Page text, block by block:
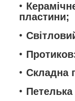
пластини;
Складна